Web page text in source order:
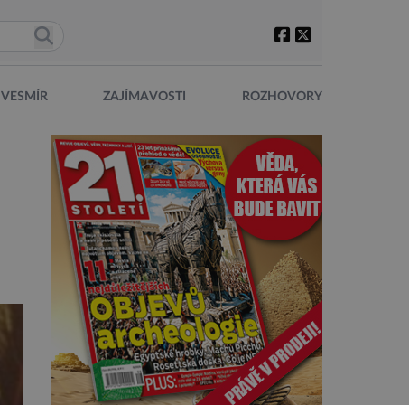
VESMÍR ZAJÍMAVOSTI ROZHOVORY